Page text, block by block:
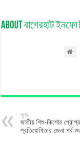
About বাগেরহাট
পূর্বের
জাতীয় শিশু-কিশোর
প্রতিযোগিতার জেলা পর্ব